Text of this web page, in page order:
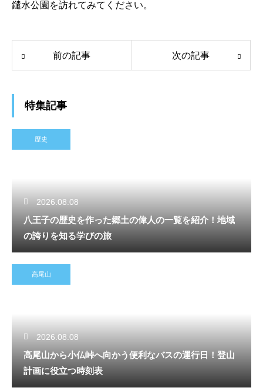
鑓水公園を訪れてみてください。
前の記事 次の記事
特集記事
歴史
2026.08.08
八王子の歴史を作った郷土の偉人の一覧を紹介！地域
の誇りを知る学びの旅
高尾山
2026.08.08
高尾山から小仏峠へ向かう便利なバスの運行日！登山
計画に役立つ時刻表